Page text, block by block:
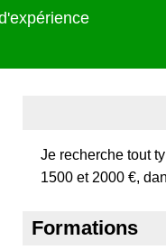
Je recherche tout
1500 et 2000 €,
Formations